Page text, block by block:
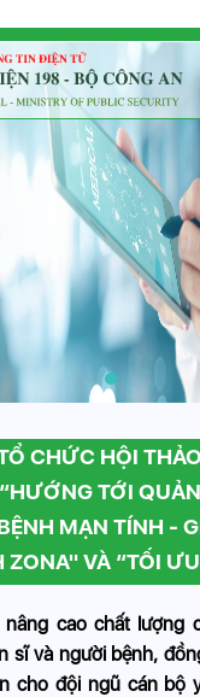
CHỨC HỘI
TỚI
MẠN TÍNH -
ZONA" VÀ “TỐI
nâng cao chất lượng
sĩ và người bệnh,
cho đội ngũ cán bộ